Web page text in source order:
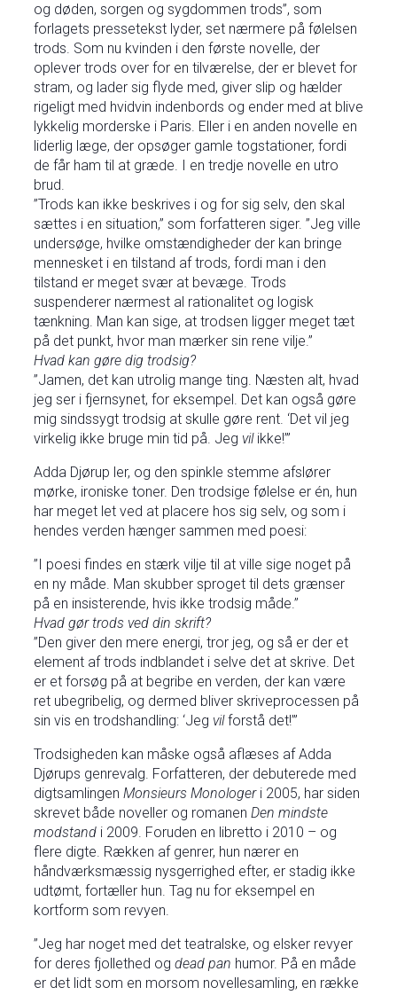
og døden, sorgen og sygdommen trods”, som
forlagets pressetekst lyder, set nærmere på følelsen
trods. Som nu kvinden i den første novelle, der
oplever trods over for en tilværelse, der er blevet for
stram, og lader sig flyde med, giver slip og hælder
rigeligt med hvidvin indenbords og ender med at blive
lykkelig morderske i Paris. Eller i en anden novelle en
liderlig læge, der opsøger gamle togstationer, fordi
de får ham til at græde. I en tredje novelle en utro
brud.
”Trods kan ikke beskrives i og for sig selv, den skal
sættes i en situation,” som forfatteren siger. ”Jeg ville
undersøge, hvilke omstændigheder der kan bringe
mennesket i en tilstand af trods, fordi man i den
tilstand er meget svær at bevæge. Trods
suspenderer nærmest al rationalitet og logisk
tænkning. Man kan sige, at trodsen ligger meget tæt
på det punkt, hvor man mærker sin rene vilje.”
Hvad kan gøre dig trodsig?
”Jamen, det kan utrolig mange ting. Næsten alt, hvad
jeg ser i fjernsynet, for eksempel. Det kan også gøre
mig sindssygt trodsig at skulle gøre rent. ‘Det vil jeg
virkelig ikke bruge min tid på. Jeg vilikke!’”
Adda Djørup ler, og den spinkle stemme afslører
mørke, ironiske toner. Den trodsige følelse er én, hun
har meget let ved at placere hos sig selv, og som i
hendes verden hænger sammen med poesi:
”I poesi findes en stærk vilje til at ville sige noget på
en ny måde. Man skubber sproget til dets grænser
på en insisterende, hvis ikke trodsig måde.”
Hvad gør trods ved din skrift?
”Den giver den mere energi, tror jeg, og så er der et
element af trods indblandet i selve det at skrive. Det
er et forsøg på at begribe en verden, der kan være
ret ubegribelig, og dermed bliver skriveprocessen på
sin vis en trodshandling: ‘Jeg vilforstå det!’”
Trodsigheden kan måske også aflæses af Adda
Djørups genrevalg. Forfatteren, der debuterede med
digtsamlingen Monsieurs Monologer i 2005, har siden
skrevet både noveller og romanen Den mindste
modstand i 2009. Foruden en libretto i 2010 – og
flere digte. Rækken af genrer, hun nærer en
håndværksmæssig nysgerrighed efter, er stadig ikke
udtømt, fortæller hun. Tag nu for eksempel en
kortform som revyen.
”Jeg har noget med det teatralske, og elsker revyer
for deres fjollethed og dead pan humor. På en måde
er det lidt som en morsom novellesamling, en række